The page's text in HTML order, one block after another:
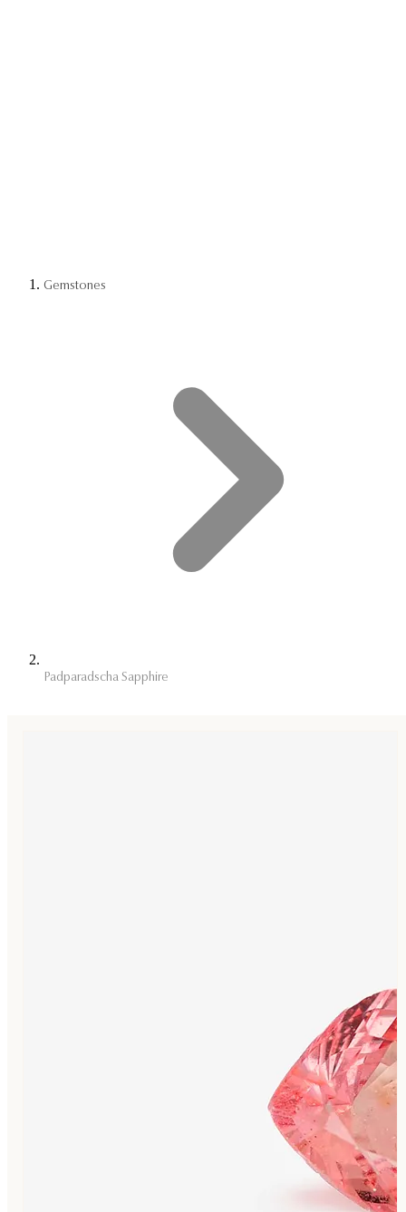
Gemstones
Padparadscha Sapphire